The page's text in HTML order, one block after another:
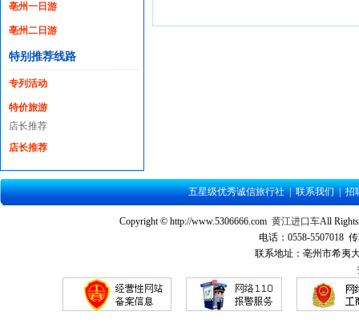
亳州一日游
亳州二日游
特别推荐线路
专列活动
特价旅游
店长推荐
店长推荐
五星级优秀诚信旅行社|联系我们|招
Copyright © http://www.5306666.com 黄江进口车All
电话：0558-5507018
联系地址：亳州市希夷